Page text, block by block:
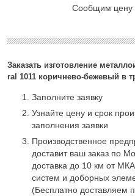
Заказать изготовление
ral 1011 коричнево-бежевый в
Заполните заявку
Узнайте цену и срок
заполнения заявки
Производственное
доставит ваш заказ по
доставка до 10 км от
систем и доборных
(Бесплатно доставляем
Сообщим цену